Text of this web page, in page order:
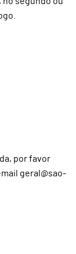
por favor
geral@sao-